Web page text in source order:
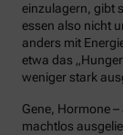
einzulagern, gibt
essen also nicht
anders mit
etwa das
weniger stark
Gene, Hormone
machtlos